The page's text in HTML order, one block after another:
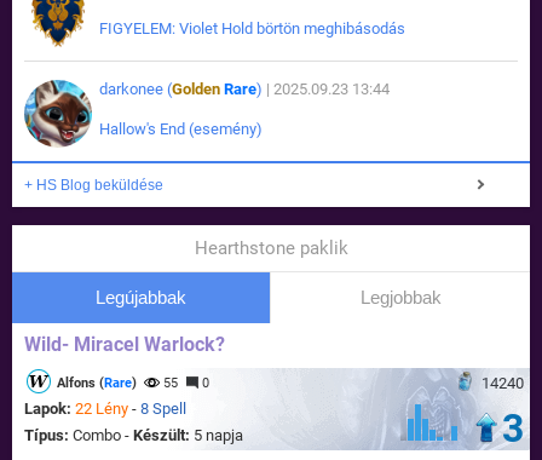
FIGYELEM: Violet Hold börtön meghibásodás
darkonee (Golden Rare) | 2025.09.23 13:44
Hallow's End (esemény)
+ HS Blog beküldése
Hearthstone paklik
Legújabbak Legjobbak
Wild- Miracel Warlock?
14240
Alfons (Rare) 55 0
Lapok: 22 Lény - 8 Spell
Típus: Combo - Készült: 5 napja 3